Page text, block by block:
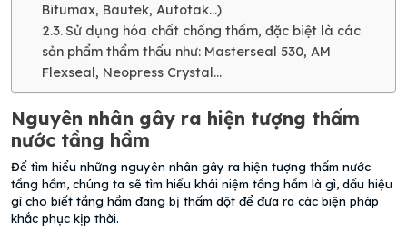
Bitumax, Bautek, Autotak…)
Sử dụng hóa chất chống thấm, đặc biệt là các
sản phẩm thẩm thấu như: Masterseal 530, AM
Flexseal, Neopress Crystal…
Nguyên nhân gây ra hiện tượng thấm
nước tầng hầm
Để tìm hiểu những nguyên nhân gây ra hiện tượng thấm nước
tầng hầm, chúng ta sẽ tìm hiểu khái niệm tầng hầm là gì, dấu hiệu
gì cho biết tầng hầm đang bị thấm dột để đưa ra các biện pháp
khắc phục kịp thời.